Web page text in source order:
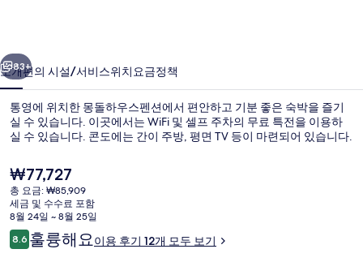
의
사
진
갤
러
리
외관
83+
소개편의 시설/서비스위치요금정책
통영에 위치한 몽돌하우스펜션에서 편안하고 기분 좋은 숙박을 즐기
실 수 있습니다. 이곳에서는 WiFi 및 셀프 주차의 무료 특전을 이용하
실 수 있습니다. 콘도에는 간이 주방, 평면 TV 등이 마련되어 있습니다.
현
재
가
격
은
₩77,727
₩77,727
총 요금: ₩85,909
세금 및 수수료 포함
8월 24일 ~ 8월 25일
이
용
8.610점 만점 중 8.6점.
훌륭해요이용 후기 12개 모두 보기